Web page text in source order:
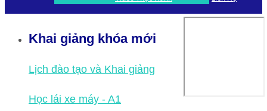
Khai giảng khóa mới
Lịch đào tạo và Khai giảng
Học lái xe máy - A1